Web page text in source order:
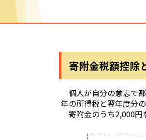
寄附金税額控除
個人が自分の意志で
年の所得税と翌年度分
寄附金のうち2,000円